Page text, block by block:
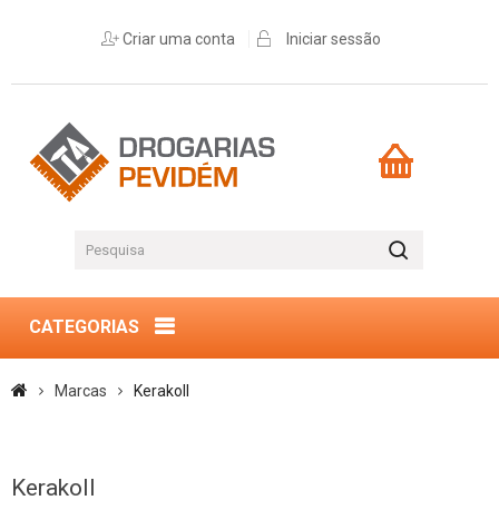
Criar uma conta Iniciar sessão
CATEGORIAS
Marcas Kerakoll
Kerakoll